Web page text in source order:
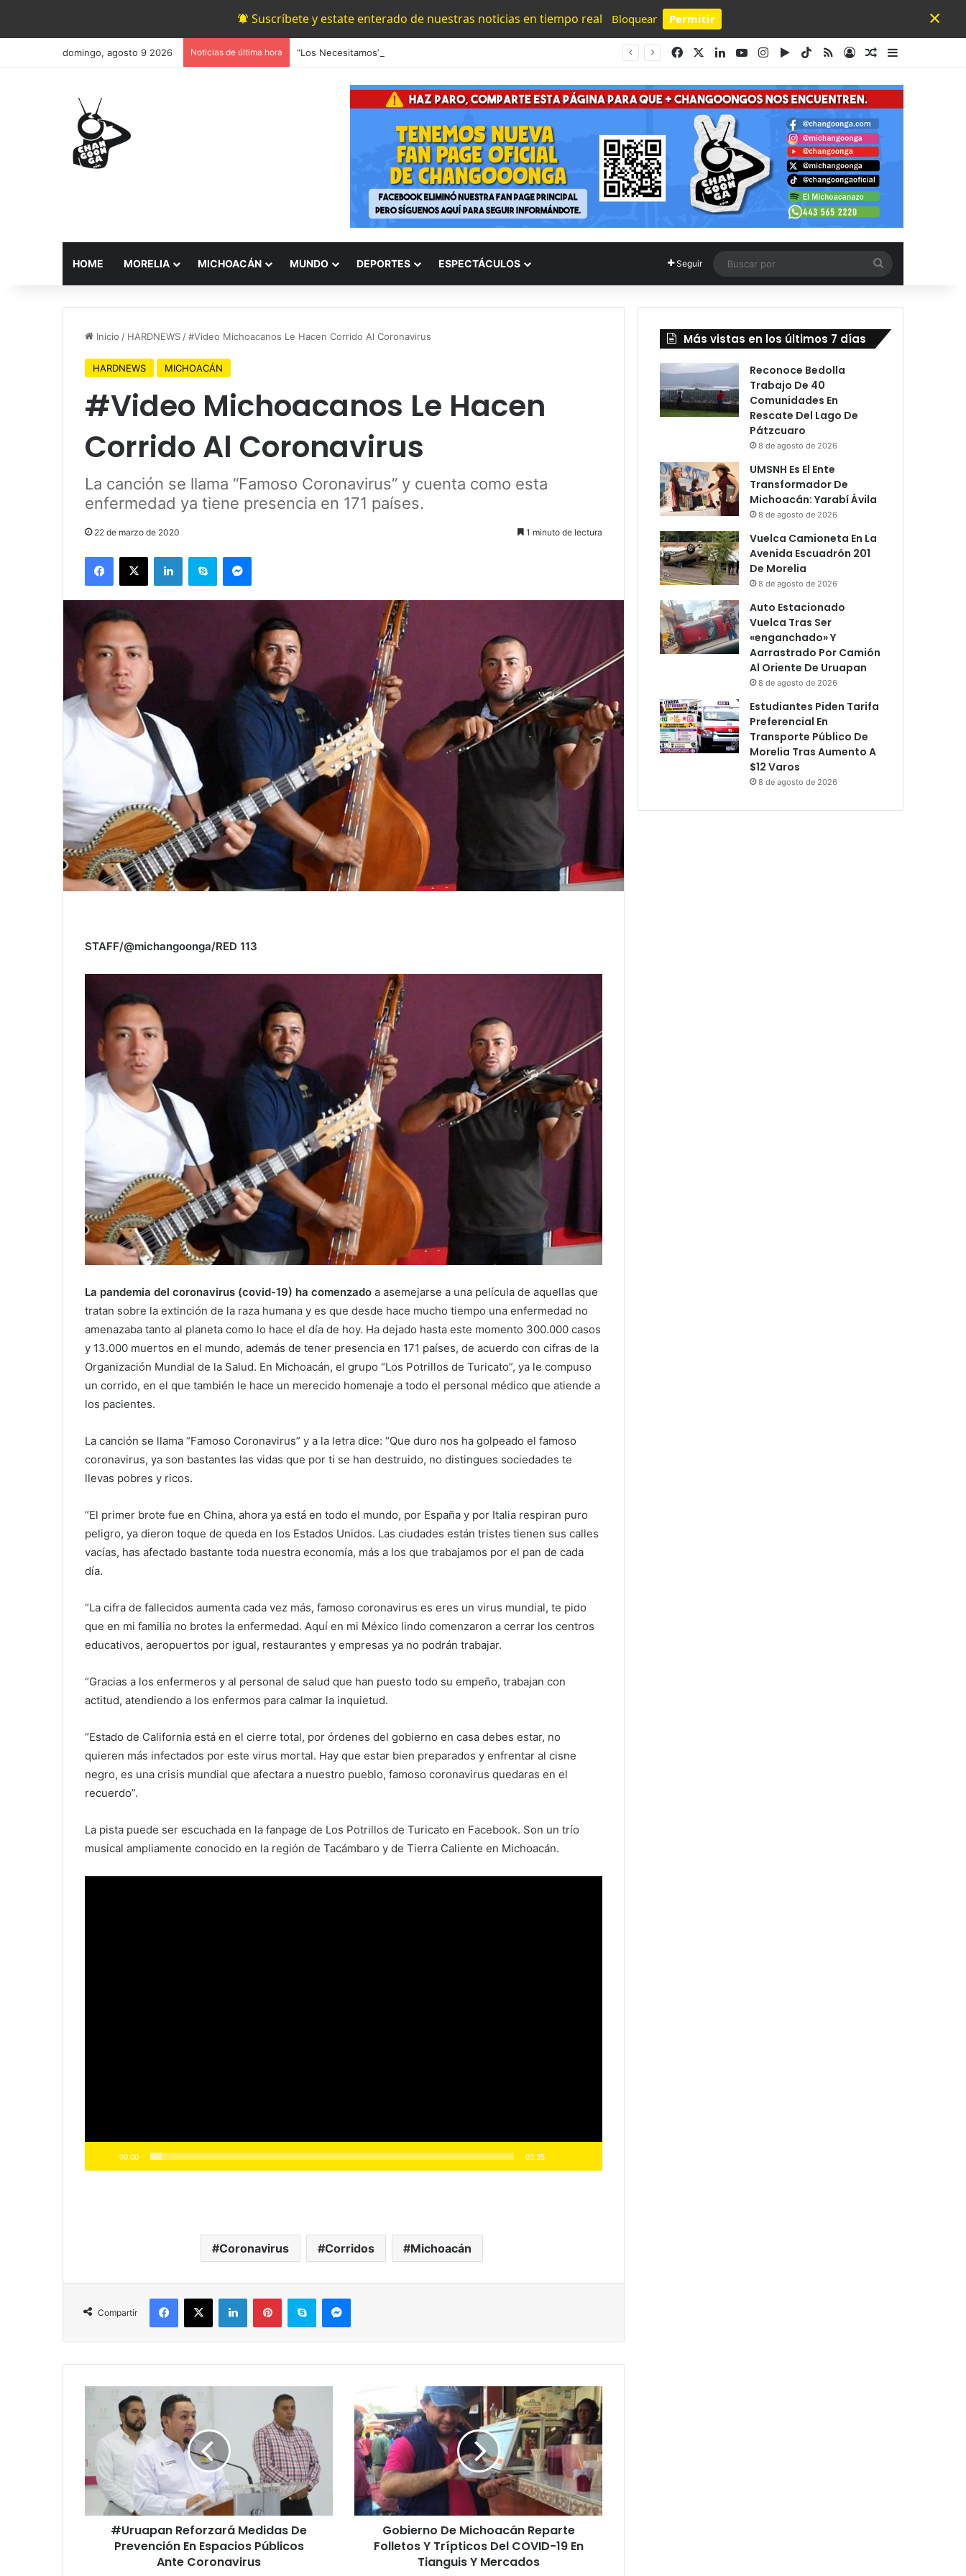
Suscríbete y estate enterado de nuestras noticias en tiempo real Bloquear Permitir
Powered by SendPulse
×
domingo, agosto 9 2026 Noticias de última hora FacebookLinkedInYouTubeInstagram
Google Play
TikTok
RSS AccesoPublicación al
HOME MORELIA MICHOACÁN MUNDO DEPORTES ESPECTÁCULOS Seguir
por
Inicio / HARDNEWS /#Video Michoacanos Le Hacen Corrido Al Coronavirus
HARDNEWS MICHOACÁN
#Video Michoacanos Le Hacen
Corrido Al Coronavirus
La canción se llama “Famoso Coronavirus” y cuenta como esta
enfermedad ya tiene presencia en 171 países.
22 de marzo de 2020 1 minuto de lectura
STAFF/@michangoonga/RED 113
La pandemia del coronavirus (covid-19) ha comenzado a asemejarse a una película de aquellas que
tratan sobre la extinción de la raza humana y es que desde hace mucho tiempo una enfermedad no
amenazaba tanto al planeta como lo hace el día de hoy. Ha dejado hasta este momento 300.000 casos
y 13.000 muertos en el mundo, además de tener presencia en 171 países, de acuerdo con cifras de la
Organización Mundial de la Salud. En Michoacán, el grupo “Los Potrillos de Turicato”, ya le compuso
un corrido, en el que también le hace un merecido homenaje a todo el personal médico que atiende a
los pacientes.
La canción se llama “Famoso Coronavirus” y a la letra dice: “Que duro nos ha golpeado el famoso
coronavirus, ya son bastantes las vidas que por ti se han destruido, no distingues sociedades te
llevas pobres y ricos.
“El primer brote fue en China, ahora ya está en todo el mundo, por España y por Italia respiran puro
peligro, ya dieron toque de queda en los Estados Unidos. Las ciudades están tristes tienen sus calles
vacías, has afectado bastante toda nuestra economía, más a los que trabajamos por el pan de cada
día.
“La cifra de fallecidos aumenta cada vez más, famoso coronavirus es eres un virus mundial, te pido
que en mi familia no brotes la enfermedad. Aquí en mi México lindo comenzaron a cerrar los centros
educativos, aeropuertos por igual, restaurantes y empresas ya no podrán trabajar.
“Gracias a los enfermeros y al personal de salud que han puesto todo su empeño, trabajan con
actitud, atendiendo a los enfermos para calmar la inquietud.
“Estado de California está en el cierre total, por órdenes del gobierno en casa debes estar, no
quieren más infectados por este virus mortal. Hay que estar bien preparados y enfrentar al cisne
negro, es una crisis mundial que afectara a nuestro pueblo, famoso coronavirus quedaras en el
recuerdo”.
La pista puede ser escuchada en la fanpage de Los Potrillos de Turicato en Facebook. Son un trío
musical ampliamente conocido en la región de Tacámbaro y de Tierra Caliente en Michoacán.
00:00 03:35
Coronavirus Corridos Michoacán
Compartir
p
a
R
#Uruapan Reforzará Medidas De
Prevención En Espacios Públicos
Ante Coronavirus
o
b
i
e
n
o
D
Gobierno De Michoacán Reparte
Folletos Y Trípticos Del COVID-19 En
Tianguis Y Mercados
Más vistas en los últimos 7 días
Reconoce Bedolla
Trabajo De 40
Comunidades En
Rescate Del Lago De
Pátzcuaro
8 de agosto de 2026
UMSNH Es El Ente
Transformador De
Michoacán: Yarabí Ávila
8 de agosto de 2026
Vuelca Camioneta En La
Avenida Escuadrón 201
De Morelia
8 de agosto de 2026
Auto Estacionado
Vuelca Tras Ser
«enganchado» Y
Aarrastrado Por Camión
Al Oriente De Uruapan
8 de agosto de 2026
Estudiantes Piden Tarifa
Preferencial En
Transporte Público De
Morelia Tras Aumento A
$12 Varos
8 de agosto de 2026